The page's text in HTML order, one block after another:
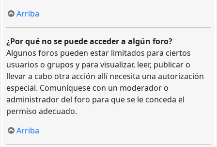
Arriba
¿Por qué no se puede acceder a algún foro?
Algunos foros pueden estar limitados para ciertos
usuarios o grupos y para visualizar, leer, publicar o
llevar a cabo otra acción allí necesita una autorización
especial. Comuníquese con un moderador o
administrador del foro para que se le conceda el
permiso adecuado.
Arriba